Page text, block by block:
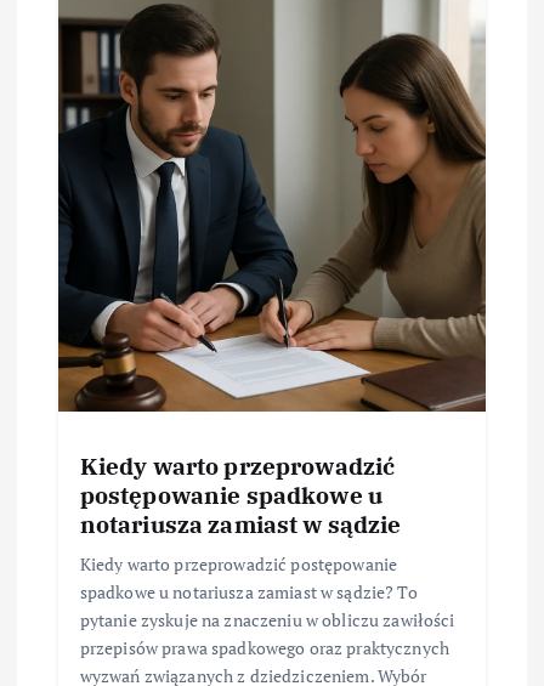
Kiedy warto przeprowadzić
postępowanie spadkowe u
notariusza zamiast w sądzie
Kiedy warto przeprowadzić postępowanie
spadkowe u notariusza zamiast w sądzie? To
pytanie zyskuje na znaczeniu w obliczu zawiłości
przepisów prawa spadkowego oraz praktycznych
wyzwań związanych z dziedziczeniem. Wybór